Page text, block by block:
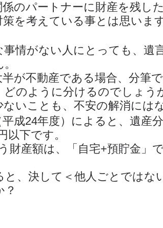
係のパートナーに財産を残し
を考えている事とは思いま
事情がない人にとっても、遺
が不動産である場合、分筆
どのように分けるのでしょう
ないことも、不安の解消には
成24年度）によると、遺産
以下です。
財産額は、「自宅+預貯金」
と、決して＜他人ごとではな